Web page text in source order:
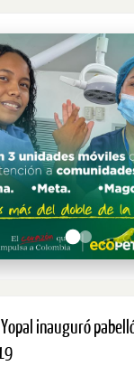
inauguró